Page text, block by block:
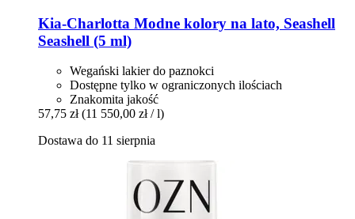
Kia-Charlotta Modne kolory na lato, Seashell
Seashell (5 ml)
Wegański lakier do paznokci
Dostępne tylko w ograniczonych ilościach
Znakomita jakość
57,75 zł (11 550,00 zł / l)
Dostawa do 11 sierpnia